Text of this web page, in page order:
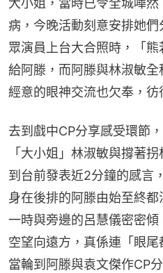
病，今晚活動刻意安排她
眾演員上台大合照時，「
給阿滕，而阿滕與林淑敏
經意的眼神交流也欠奉，彷
去到戲中CP分享感受環節
「大小姐」林淑敏與撐著
到台前發表近2分鐘的感言
身在後排的阿滕由始至終
一時與旁邊的呂慧儀密密
空望向遠方，真係連「眼尾
當輪到阿滕與袁文傑作CP